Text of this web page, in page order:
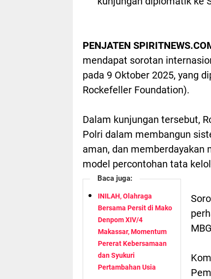
PENJATEN
mendapat sorotan
pada 9 Oktober 2025, yang
Rockefeller Foundation).
Dalam kunjungan tersebut,
Polri dalam membangun
aman, dan memberdayakan
model percontohan tata
Baca juga:
INILAH, Olahraga
Bersama Persit di Mako
Denpom XIV/4
Makassar, Momentum
Pererat Kebersamaan
dan Syukuri
Pertambahan Usia